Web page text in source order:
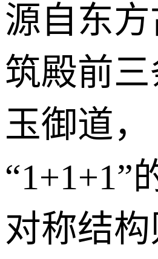
源自东
筑殿前三
玉御道，
“1+1+1”
对称结